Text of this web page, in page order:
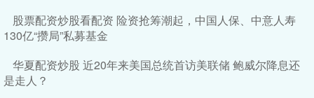
股票配资炒股看配资 险资抢筹潮起，中国人保、中意人寿
130亿“攒局”私募基金
华夏配资炒股 近20年来美国总统首访美联储 鲍威尔降息还
是走人？